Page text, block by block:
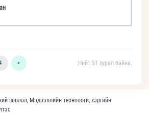
> Нийт 51 хурал байна.
зөвлөл, Мэдээллийн технологи, хэргийн